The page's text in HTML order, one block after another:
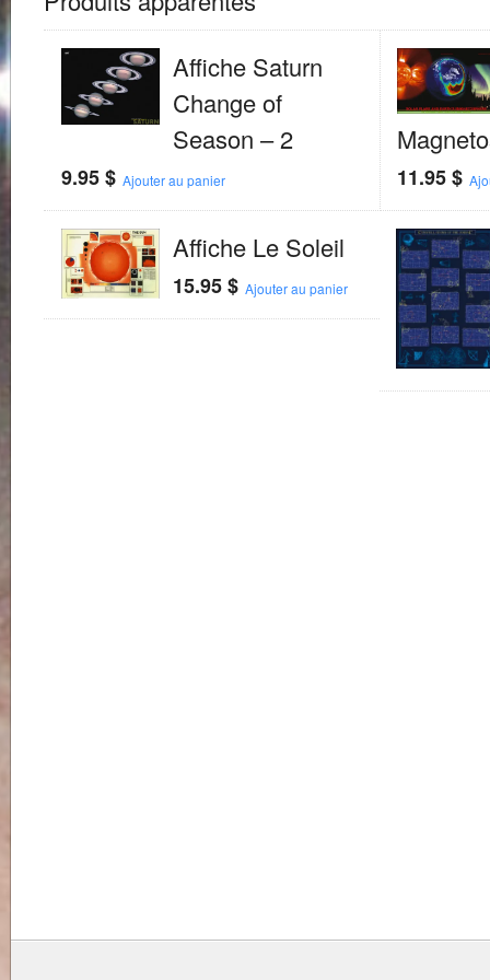
Affiche Saturn
Change of
Season – 2
9.95$ Ajouter au panier 11.95$
Affiche Le Soleil
15.95$ Ajouter au panier